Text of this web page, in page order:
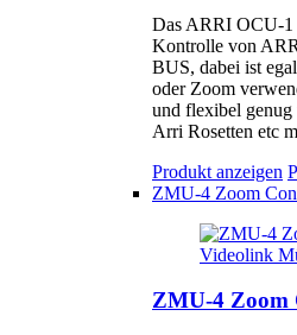
Das ARRI OCU-1
Kontrolle von
BUS, dabei ist
oder Zoom
und flexibel genug
Arri Rosetten etc
Produkt anzeigen
ZMU-4 Zoom
ZMU-4 Zoom